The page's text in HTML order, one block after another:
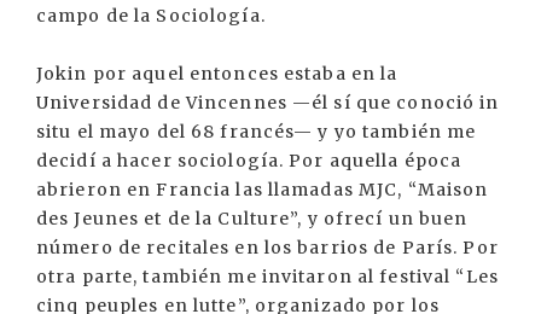
campo de la Sociología.
Jokin por aquel entonces estaba en la
Universidad de Vincennes —él sí que conoció in
situ el mayo del 68 francés— y yo también me
decidí a hacer sociología. Por aquella época
abrieron en Francia las llamadas MJC, “Maison
des Jeunes et de la Culture”, y ofrecí un buen
número de recitales en los barrios de París. Por
otra parte, también me invitaron al festival “Les
cinq peuples en lutte”, organizado por los